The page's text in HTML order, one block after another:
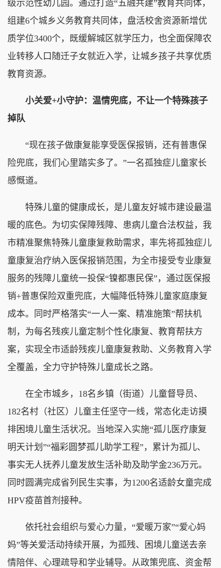
级示范性幼儿园。通过打造“五融共建”教育共同体，
组建6个城乡义务教育共同体，盘活校舍资源新增优
质学位3400个，既缓解城区就学压力，也全面保障农
业转移人口随迁子女就近入学，让城乡孩子共享优质
教育资源。
小关爱+小守护：温情兜底，不让一个特殊孩子
掉队
“现在孩子做康复能享受医保报销，还有普惠保
险兜底，我们心里踏实多了。”一名孤独症儿童家长
感慨道。
特殊儿童的健康成长，是儿童友好城市建设最温
暖的底色。为切实保障残障、患病儿童合法权益，我
市精准聚焦特殊儿童康复救助需求，率先将孤独症儿
童康复治疗纳入医保报销范围，为全市接受专业康复
服务的残障儿童统一投保“镍都惠民保”，通过医保报
销+普惠保险双重兜底，大幅降低特殊儿童家庭康复
成本。同时严格落实“一人一案、精准施策”帮扶机
制，为每名残疾儿童定制个性化康复、教育帮扶方
案，实现全市适龄残疾儿童康复救助、义务教育入学
全覆盖，全力守护特殊儿童成长之路。
在全市城乡，18名乡镇（街道）儿童督导员、
182名村（社区）儿童主任坚守一线，常态化走访摸
排困境儿童生活状况。当地深入实施“孤儿医疗康复
明天计划”“福彩圆梦孤儿助学工程”，累计为孤儿、
事实无人抚养儿童发放生活补助及助学金236万元。
同时圆满完成省列民生实事，为1200名适龄女童完成
HPV疫苗首剂接种。
依托社会组织与爱心力量，“爱暖万家”“爱心妈
妈”等关爱活动持续开展，为孤残、困境儿童送去亲
情陪伴、心理疏导和学业辅导。从政策兜底、资金帮